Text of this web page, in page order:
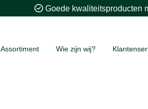
Goede kwaliteitsproducten
Assortiment Wie zijn wij?